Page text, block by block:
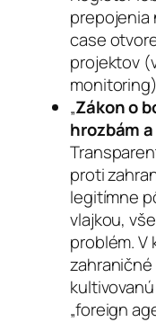
prepojenia
case
projektov
„Zákon o
hrozbám
proti
legitímne
vlajkou,
problém. V
„foreign